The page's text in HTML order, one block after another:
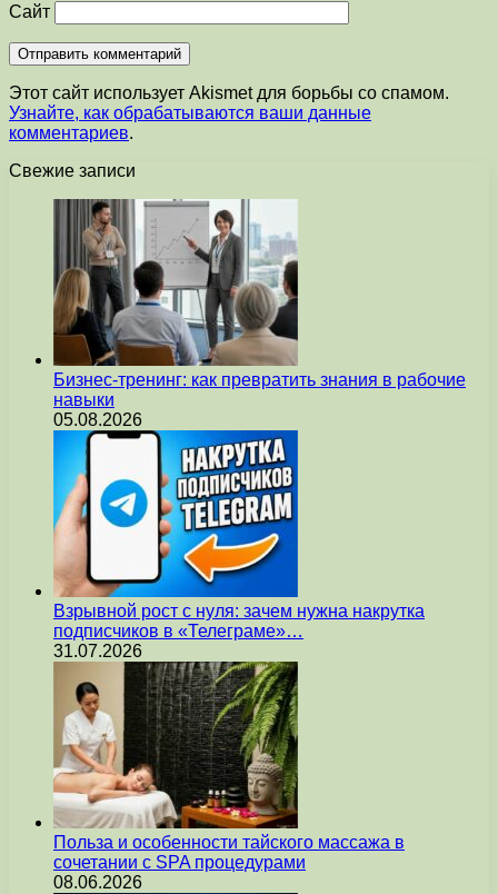
Сайт
Этот сайт использует Akismet для борьбы со спамом.
Узнайте, как обрабатываются ваши данные
комментариев.
Свежие записи
Бизнес-тренинг: как превратить знания в рабочие
навыки
05.08.2026
Взрывной рост с нуля: зачем нужна накрутка
подписчиков в «Телеграме»…
31.07.2026
Польза и особенности тайского массажа в
сочетании с SPA процедурами
08.06.2026